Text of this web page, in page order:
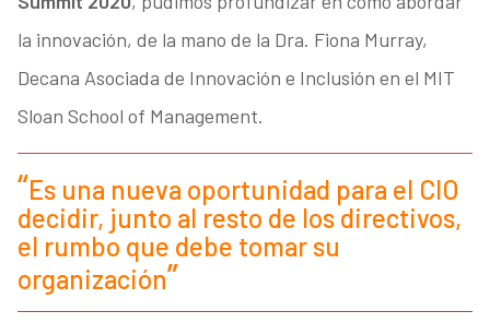
la innovación, de la mano de la Dra. Fiona Murray,
Decana Asociada de Innovación e Inclusión en el MIT
Sloan School of Management.
Es una nueva oportunidad para el CIO
decidir, junto al resto de los directivos,
el rumbo que debe tomar su
organización